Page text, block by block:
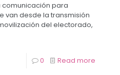
comunicación para
van desde la transmisión
del electorado,
0 Read more